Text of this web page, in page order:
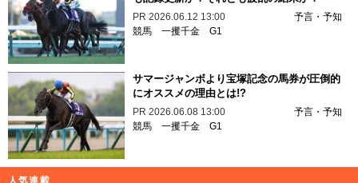
PR 2026.06.12 13:00
予言・予知
競馬 一攫千金 G1
サマージャンボより宝塚記念の馬券が圧倒的
にオススメの理由とは!?
PR 2026.06.08 13:00
予言・予知
競馬 一攫千金 G1
人気連載